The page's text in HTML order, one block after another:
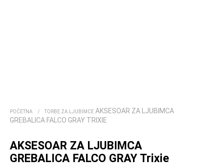
POČETNA / TORBE ZA LJUBIMCE AKSESOAR ZA LJUBIMCA
GREBALICA FALCO GRAY TRIXIE
AKSESOAR ZA LJUBIMCA
GREBALICA FALCO GRAY Trixie